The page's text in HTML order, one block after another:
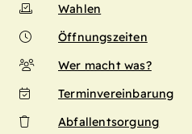
Wahlen
Öffnungszeiten
Wer macht was?
Terminvereinbarung
Abfallentsorgung